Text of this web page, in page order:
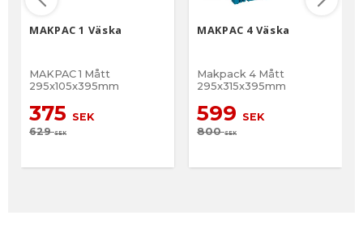
MAKPAC 1 Väska
MAKPAC 1 Mått
295x105x395mm
375 SEK
629SEK
MAKPAC 4 Väska
Makpack 4 Mått
295x315x395mm
599 SEK
800SEK